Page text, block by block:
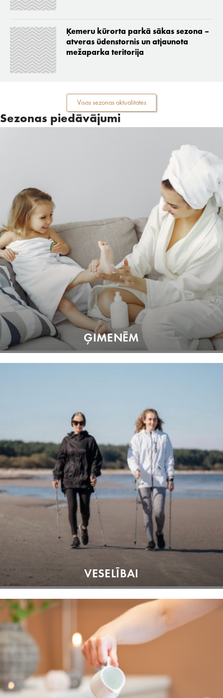
Ķemeru kūrorta parkā sākas sezona –
atveras ūdenstornis un atjaunota
mežaparka teritorija
Visas sezonas aktualitates
Sezonas piedāvājumi
ĢIMENĒM
VESELĪBAI